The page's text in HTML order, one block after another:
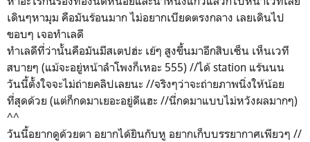
เดินๆหามุม คือมันร้อนมาก ไม่อยากเบียดตรงกลาง เลยเดินไป
ขอบๆ เจอทำเลดี
ทำเลดีที่ว่านั้นคือมันมีสเตปฮ่ะ เย้ๆ สูงขึ้นมาอีกสิบเซ็น เห็นเวที
สบายๆ (แม้จะอยู่หน้าลำโพงก็เหอะ 555) //ได้ station แร้นนน
วันนี้ตั้งใจจะไม่ถ่ายคลิปเลยนะ //จริงๆว่าจะถ่ายภาพนิ่งให้น้อย
ที่สุดด้วย (แต่ก็กดมาเยอะอยู่ดีแฮะ //นี่กดมาแบบไม่หวังผลมากๆ)
^^
วันนี้อยากดูด้วยตา อยากได้ยินกับหู อยากเก็บบรรยากาศเพียวๆ //